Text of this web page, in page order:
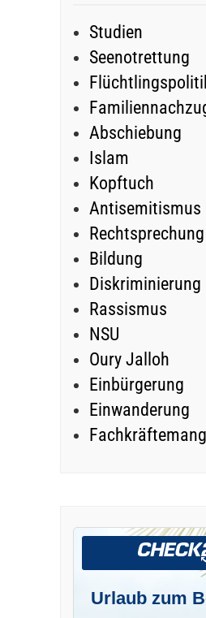
Studien
Seenotrettung
Abschiebung
Islam
Kopftuch
Antisemitismus
Rechtsprechung
Bildung
Diskriminierung
Rassismus
NSU
Oury Jalloh
Einbürgerung
Einwanderung
Urlaub zum